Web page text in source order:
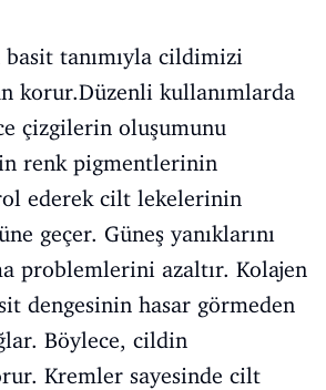
tanımıyla cildimizi
korur.Düzenli kullanımlarda
çizgilerin oluşumunu
renk pigmentlerinin
ederek cilt lekelerinin
geçer. Güneş yanıklarını
problemlerini azaltır. Kolajen
dengesinin hasar görmeden
Böylece, cildin
Kremler sayesinde cilt